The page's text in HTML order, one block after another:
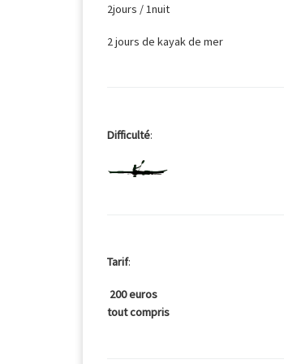
2jours / 1nuit
2 jours de kayak de mer
Difficulté:
Tarif:
200 euros
tout compris